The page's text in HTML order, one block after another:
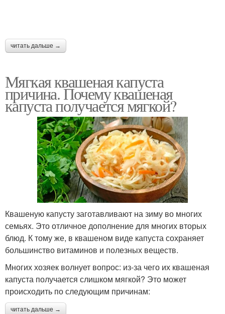
читать дальше →
Мягкая квашеная капуста
причина. Почему квашеная
капуста получается мягкой?
Квашеную капусту заготавливают на зиму во многих
семьях. Это отличное дополнение для многих вторых
блюд. К тому же, в квашеном виде капуста сохраняет
большинство витаминов и полезных веществ.
Многих хозяек волнует вопрос: из-за чего их квашеная
капуста получается слишком мягкой? Это может
происходить по следующим причинам:
читать дальше →